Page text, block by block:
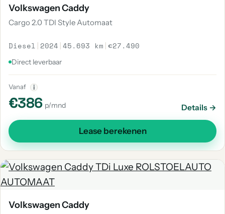
Volkswagen Caddy
Cargo 2.0 TDI Style Automaat
Diesel | 2024 |45.693 km |€27.490
Direct leverbaar
Vanaf i
€386 p/mnd Details →
Lease berekenen
Volkswagen Caddy